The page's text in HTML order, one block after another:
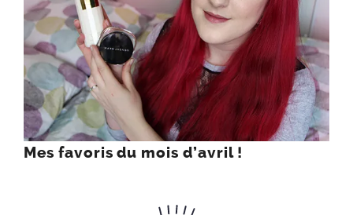
Mes favoris du mois d’avril !